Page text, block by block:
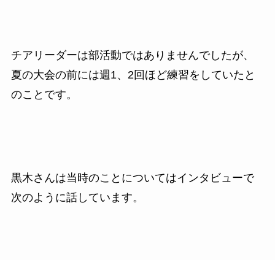
チアリーダーは部活動ではありませんでしたが、
夏の大会の前には週1、2回ほど練習をしていたと
のことです。
黒木さんは当時のことについてはインタビューで
次のように話しています。